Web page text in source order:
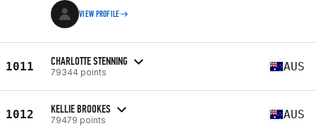
VIEW PROFILE
1011 CHARLOTTE STENNING
79344 points AUS
1012 KELLIE BROOKES
79479 points AUS